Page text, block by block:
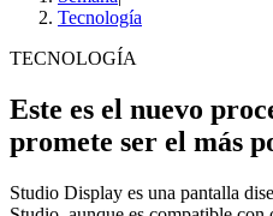
Tecnología
TECNOLOGÍA
Este es el nuevo
promete ser el más
Studio Display es una pantalla